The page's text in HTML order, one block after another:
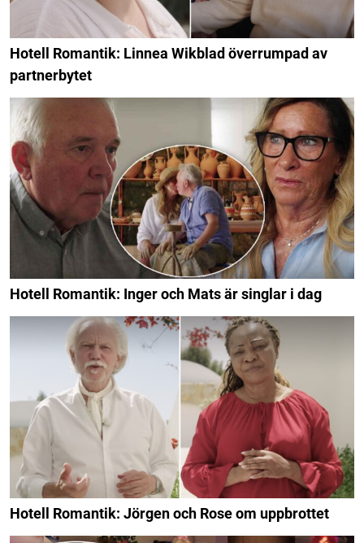
Hotell Romantik: Linnea Wikblad överrumpad av
partnerbytet
Hotell Romantik: Inger och Mats är singlar i dag
Hotell Romantik: Jörgen och Rose om uppbrottet